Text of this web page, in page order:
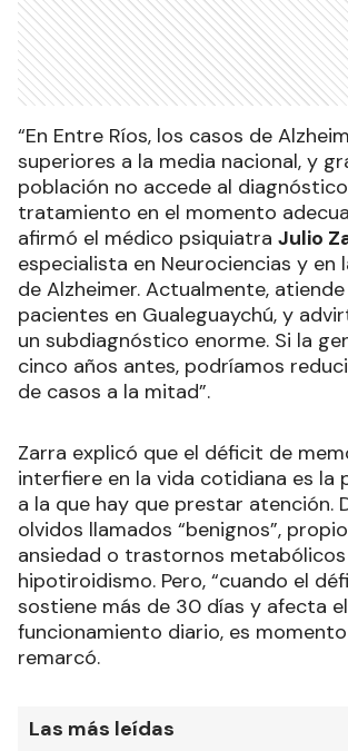
“En Entre Ríos, los casos de
superiores a la media nacional, y
población no accede al
tratamiento en el momento
afirmó el médico psiquiatra Julio
especialista en Neurociencias y en
de Alzheimer. Actualmente,
pacientes en Gualeguaychú, y
un subdiagnóstico enorme. Si la
cinco años antes, podríamos
de casos a la mitad”.
Zarra explicó que el déficit de
interfiere en la vida cotidiana es la
a la que hay que prestar atención.
olvidos llamados “benignos”,
ansiedad o trastornos
hipotiroidismo. Pero, “cuando el
sostiene más de 30 días y afecta el
funcionamiento diario, es
remarcó.
Las más leídas